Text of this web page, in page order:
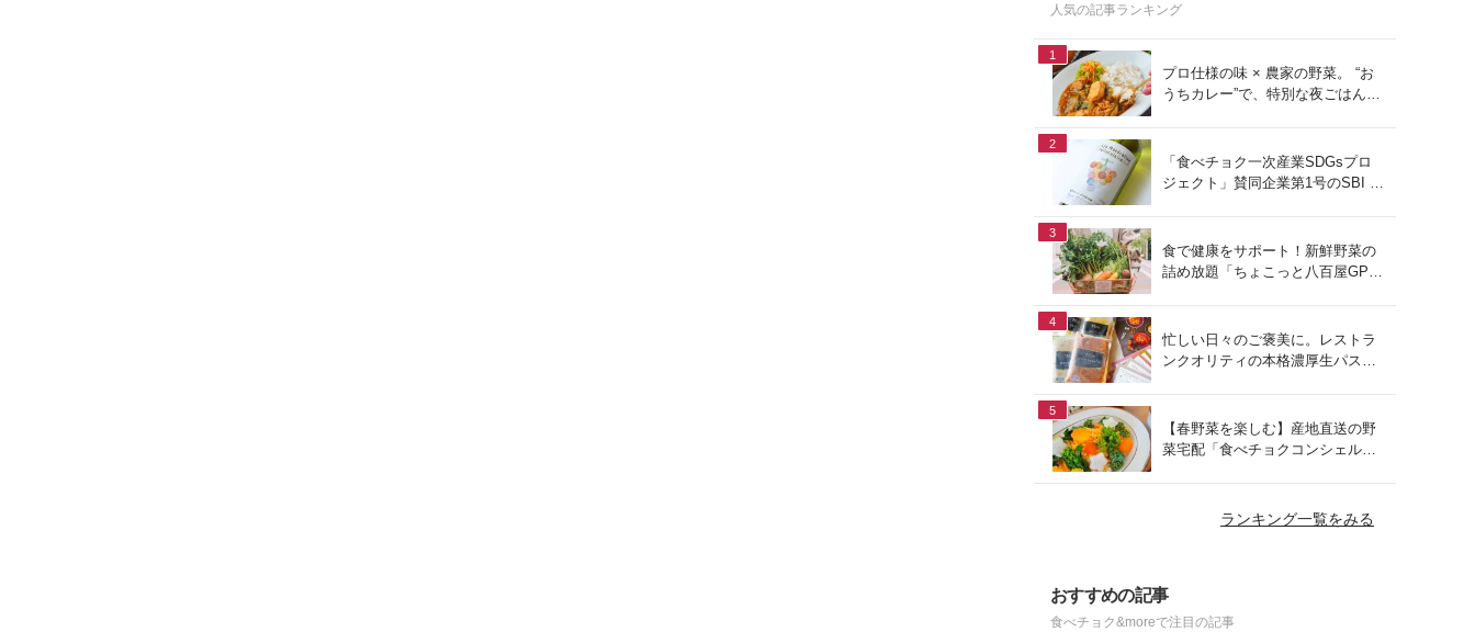
人気の記事ランキング
1
プロ仕様の味 × 農家の野菜。 “お
うちカレー”で、特別な夜ごはん
2
「食べチョク一次産業SDGsプロ
ジェクト」賛同企業第1号のSBI F
3
食で健康をサポート！新鮮野菜の
詰め放題「ちょこっと八百屋GP
4
忙しい日々のご褒美に。レストラ
ンクオリティの本格濃厚生パスタ
5
【春野菜を楽しむ】産地直送の野
菜宅配「食べチョクコンシェルジ
ランキング一覧をみる
おすすめの記事
食べチョク&moreで注目の記事